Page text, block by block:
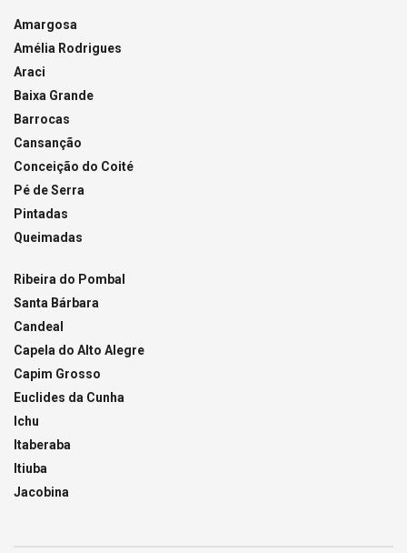
Amargosa
Amélia Rodrigues
Araci
Baixa Grande
Barrocas
Cansanção
Conceição do Coité
Pé de Serra
Pintadas
Queimadas
Ribeira do Pombal
Santa Bárbara
Candeal
Capela do Alto Alegre
Capim Grosso
Euclides da Cunha
Ichu
Itaberaba
Itiuba
Jacobina